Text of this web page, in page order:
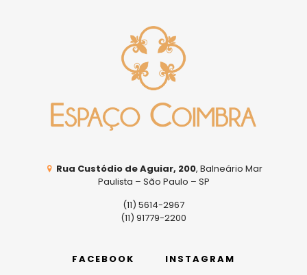
Rua Custódio de Aguiar, 200, Balneário Mar
Paulista – São Paulo – SP
(11) 5614-2967
(11) 91779-2200
FACEBOOK INSTAGRAM